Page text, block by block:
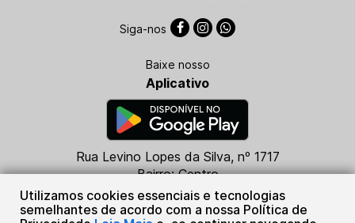
Utilizamos cookies essenciais e tecnologias
semelhantes de acordo com a nossa Política de
Rua Levino Lopes da Silva, nº 1717
Bairro: Centro
CEP: 79760-000
Batayporã - MS
Siga-nos
Baixe nosso
Aplicativo